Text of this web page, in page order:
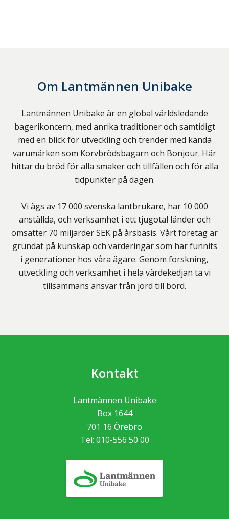
Om Lantmännen Unibake
Lantmännen Unibake är en global världsledande
bagerikoncern, med anrika traditioner och samtidigt
med en blick för utveckling och trender med kända
varumärken som Korvbrödsbagarn och Bonjour. Här
hittar du bröd för alla smaker och tillfällen och för alla
tidpunkter på dagen.
Vi ägs av 17 000 svenska lantbrukare, har 10 000
anställda, och verksamhet i ett tjugotal länder och
omsätter 70 miljarder SEK på årsbasis. Vårt företag är
grundat på kunskap och värderingar som har funnits
i generationer hos våra ägare. Genom forskning,
utveckling och verksamhet i hela värdekedjan ta vi
tillsammans ansvar från jord till bord.
Kontakt
Lantmännen Unibake
Box 1644
701 16 Örebro
Tel: 010-556 50 00